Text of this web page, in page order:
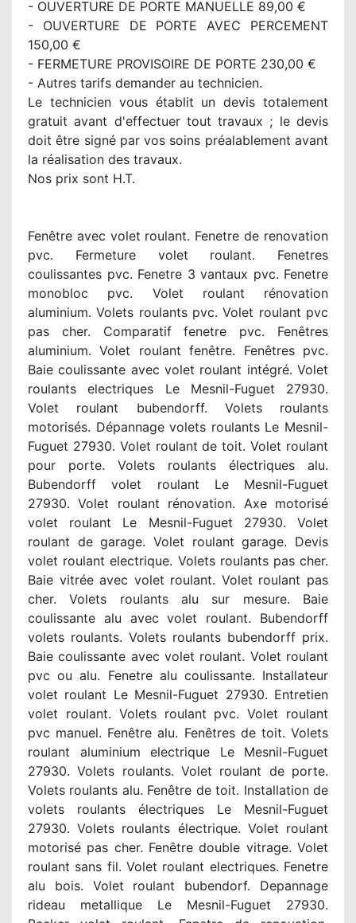
- OUVERTURE DE PORTE MANUELLE 89,00 €
- OUVERTURE DE PORTE AVEC PERCEMENT
150,00 €
- FERMETURE PROVISOIRE DE PORTE 230,00 €
- Autres tarifs demander au technicien.
Le technicien vous établit un devis totalement
gratuit avant d'effectuer tout travaux ; le devis
doit être signé par vos soins préalablement avant
la réalisation des travaux.
Nos prix sont H.T.
Fenêtre avec volet roulant. Fenetre de renovation
pvc. Fermeture volet roulant. Fenetres
coulissantes pvc. Fenetre 3 vantaux pvc. Fenetre
monobloc pvc. Volet roulant rénovation
aluminium. Volets roulants pvc. Volet roulant pvc
pas cher. Comparatif fenetre pvc. Fenêtres
aluminium. Volet roulant fenêtre. Fenêtres pvc.
Baie coulissante avec volet roulant intégré. Volet
roulants electriques Le Mesnil-Fuguet 27930.
Volet roulant bubendorff. Volets roulants
motorisés. Dépannage volets roulants Le Mesnil-
Fuguet 27930. Volet roulant de toit. Volet roulant
pour porte. Volets roulants électriques alu.
Bubendorff volet roulant Le Mesnil-Fuguet
27930. Volet roulant rénovation. Axe motorisé
volet roulant Le Mesnil-Fuguet 27930. Volet
roulant de garage. Volet roulant garage. Devis
volet roulant electrique. Volets roulants pas cher.
Baie vitrée avec volet roulant. Volet roulant pas
cher. Volets roulants alu sur mesure. Baie
coulissante alu avec volet roulant. Bubendorff
volets roulants. Volets roulants bubendorff prix.
Baie coulissante avec volet roulant. Volet roulant
pvc ou alu. Fenetre alu coulissante. Installateur
volet roulant Le Mesnil-Fuguet 27930. Entretien
volet roulant. Volets roulant pvc. Volet roulant
pvc manuel. Fenêtre alu. Fenêtres de toit. Volets
roulant aluminium electrique Le Mesnil-Fuguet
27930. Volets roulants. Volet roulant de porte.
Volets roulants alu. Fenêtre de toit. Installation de
volets roulants électriques Le Mesnil-Fuguet
27930. Volets roulants électrique. Volet roulant
motorisé pas cher. Fenêtre double vitrage. Volet
roulant sans fil. Volet roulant electriques. Fenetre
alu bois. Volet roulant bubendorf. Depannage
rideau metallique Le Mesnil-Fuguet 27930.